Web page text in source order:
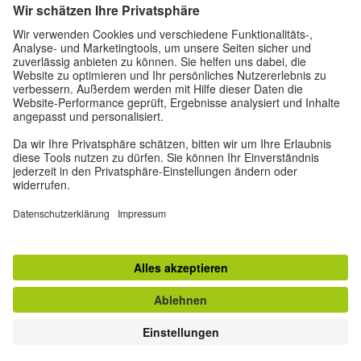
PARA
MAESTROS
PARA
PADRES DE
FAMILIA
Condiciones de uso
Privatsphäre-Einstellungen